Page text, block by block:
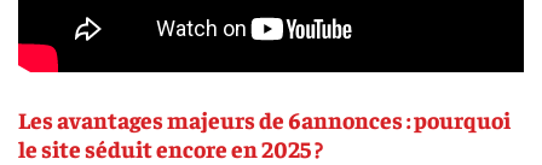
Les avantages majeurs de 6annonces : pourquoi
le site séduit encore en 2025 ?